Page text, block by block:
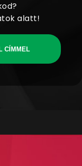
alatt!
CÍMMEL